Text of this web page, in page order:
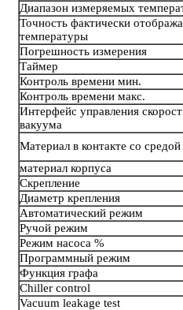
Диапазон измеряемых
Точность фактически
температуры
Погрешность измерения
Таймер
Контроль времени мин.
Контроль времени макс.
Интерфейс управления
вакуума
Материал в контакте со средой
материал корпуса
Скрепление
Диаметр крепления
Автоматический режим
Ручой режим
Режим насоса %
Программный режим
Функция графа
Chiller control
Vacuum leakage test